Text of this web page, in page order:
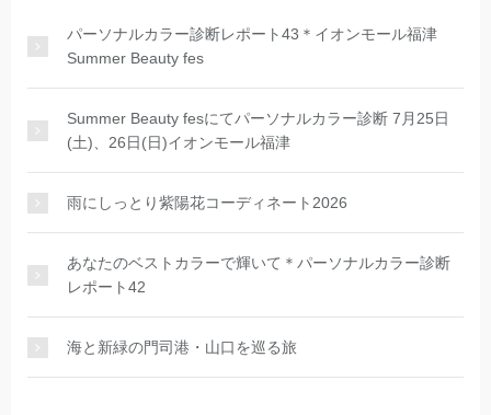
パーソナルカラー診断レポート43＊イオンモール福津
Summer Beauty fes
Summer Beauty fesにてパーソナルカラー診断 7月25日
(土)、26日(日)イオンモール福津
雨にしっとり紫陽花コーディネート2026
あなたのベストカラーで輝いて＊パーソナルカラー診断
レポート42
海と新緑の門司港・山口を巡る旅